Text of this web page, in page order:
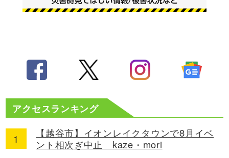
アクセスランキング
【越谷市】イオンレイクタウンで8月イベ
ント相次ぎ中止 kaze・mori